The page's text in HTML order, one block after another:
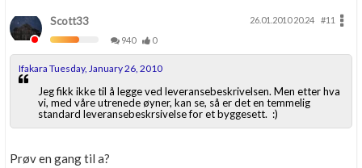
Skaff dokumentasjon som mangler
Kundeservice
Få svar på det du lurer på
Kom i gang med Boligmappa
Scott33 26.01.2010 20.24
#11
940
0
Ifakara Tuesday, January 26, 2010
Jeg fikk ikke til å legge ved leveransebeskrivelsen. Men etter hva
vi, med våre utrenede øyner, kan se, så er det en temmelig
standard leveransebeskrsivelse for et byggesett. :)
Prøv en gang til a?